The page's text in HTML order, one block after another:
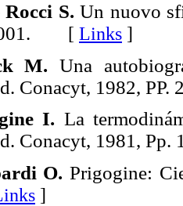
S. Un nuovo
[ Links ]
M. Una
Conacyt, 1982, PP.
I. La
Conacyt, 1981, Pp.
O. Prigogine:
]